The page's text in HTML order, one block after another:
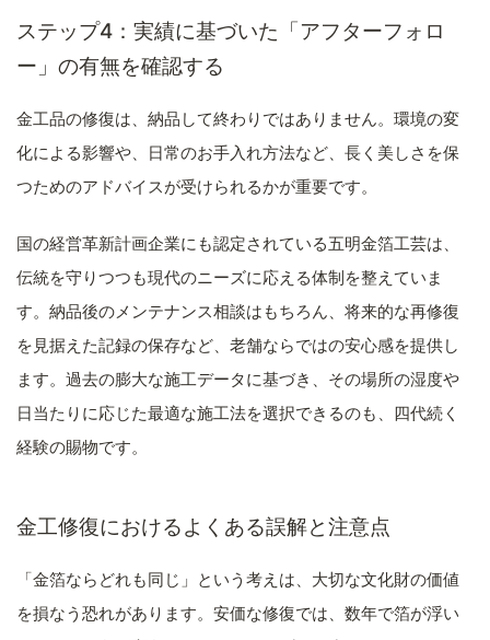
ステップ4：実績に基づいた「アフターフォロ
ー」の有無を確認する
金工品の修復は、納品して終わりではありません。環境の変
化による影響や、日常のお手入れ方法など、長く美しさを保
つためのアドバイスが受けられるかが重要です。
国の経営革新計画企業にも認定されている五明金箔工芸は、
伝統を守りつつも現代のニーズに応える体制を整えていま
す。納品後のメンテナンス相談はもちろん、将来的な再修復
を見据えた記録の保存など、老舗ならではの安心感を提供し
ます。過去の膨大な施工データに基づき、その場所の湿度や
日当たりに応じた最適な施工法を選択できるのも、四代続く
経験の賜物です。
金工修復におけるよくある誤解と注意点
「金箔ならどれも同じ」という考えは、大切な文化財の価値
を損なう恐れがあります。安価な修復では、数年で箔が浮い